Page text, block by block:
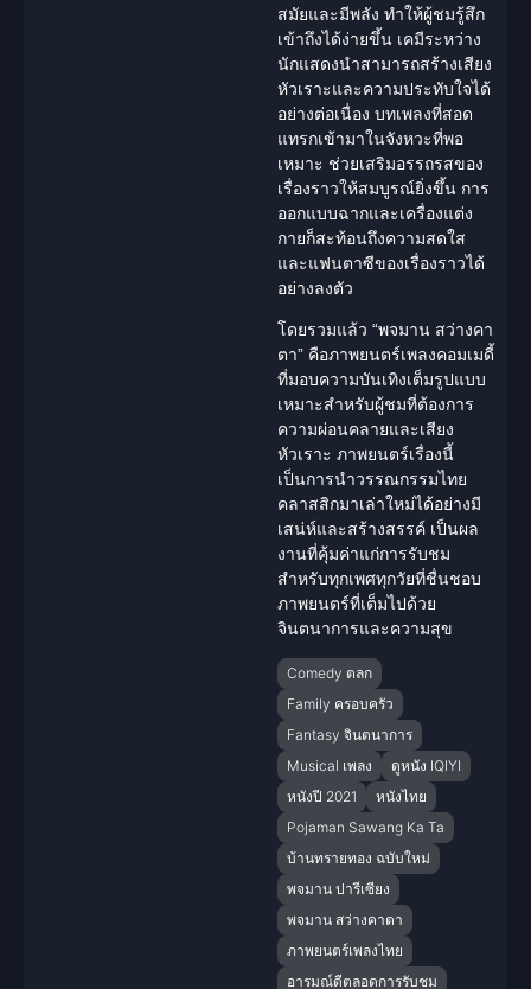
สมัยและมีพลัง ทำให้ผู้ชมรู้สึก
เข้าถึงได้ง่ายขึ้น เคมีระหว่าง
นักแสดงนำสามารถสร้างเสียง
หัวเราะและความประทับใจได้
อย่างต่อเนื่อง บทเพลงที่สอด
แทรกเข้ามาในจังหวะที่พอ
เหมาะ ช่วยเสริมอรรถรสของ
เรื่องราวให้สมบูรณ์ยิ่งขึ้น การ
ออกแบบฉากและเครื่องแต่ง
กายก็สะท้อนถึงความสดใส
และแฟนตาซีของเรื่องราวได้
อย่างลงตัว
โดยรวมแล้ว “พจมาน สว่างคา
ตา” คือภาพยนตร์เพลงคอมเมดี้
ที่มอบความบันเทิงเต็มรูปแบบ
เหมาะสำหรับผู้ชมที่ต้องการ
ความผ่อนคลายและเสียง
หัวเราะ ภาพยนตร์เรื่องนี้
เป็นการนำวรรณกรรมไทย
คลาสสิกมาเล่าใหม่ได้อย่างมี
เสน่ห์และสร้างสรรค์ เป็นผล
งานที่คุ้มค่าแก่การรับชม
สำหรับทุกเพศทุกวัยที่ชื่นชอบ
ภาพยนตร์ที่เต็มไปด้วย
จินตนาการและความสุข
Comedy ตลก
Family ครอบครัว
Fantasy จินตนาการ
Musical เพลง
ดูหนัง IQIYI
หนังปี 2021
หนังไทย
Pojaman Sawang Ka Ta
บ้านทรายทอง ฉบับใหม่
พจมาน ปารีเซียง
พจมาน สว่างคาตา
ภาพยนตร์เพลงไทย
อารมณ์ดีตลอดการรับชม